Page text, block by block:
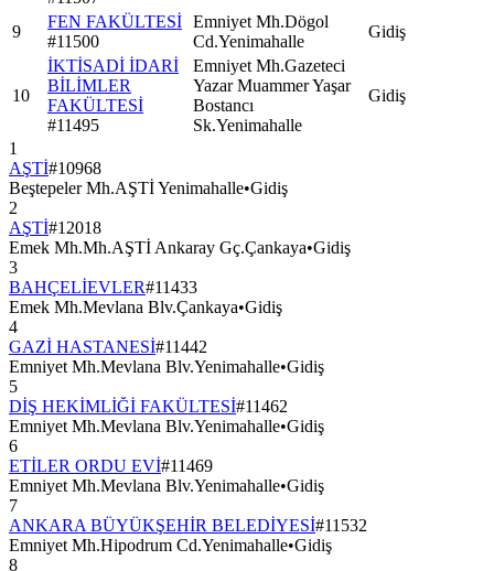
9
FEN FAKÜLTESİ
#11500
Emniyet Mh.Dögol
Cd.Yenimahalle
Gidiş
10
İKTİSADİ İDARİ
BİLİMLER
FAKÜLTESİ
#11495
Emniyet Mh.Gazeteci
Yazar Muammer Yaşar
Bostancı
Sk.Yenimahalle
Gidiş
1
AŞTİ#10968
Beştepeler Mh.AŞTİ Yenimahalle•Gidiş
2
AŞTİ#12018
Emek Mh.Mh.AŞTİ Ankaray Gç.Çankaya•Gidiş
3
BAHÇELİEVLER#11433
Emek Mh.Mevlana Blv.Çankaya•Gidiş
4
GAZİ HASTANESİ#11442
Emniyet Mh.Mevlana Blv.Yenimahalle•Gidiş
5
DİŞ HEKİMLİĞİ FAKÜLTESİ#11462
Emniyet Mh.Mevlana Blv.Yenimahalle•Gidiş
6
ETİLER ORDU EVİ#11469
Emniyet Mh.Mevlana Blv.Yenimahalle•Gidiş
7
ANKARA BÜYÜKŞEHİR BELEDİYESİ#11532
Emniyet Mh.Hipodrum Cd.Yenimahalle•Gidiş
8